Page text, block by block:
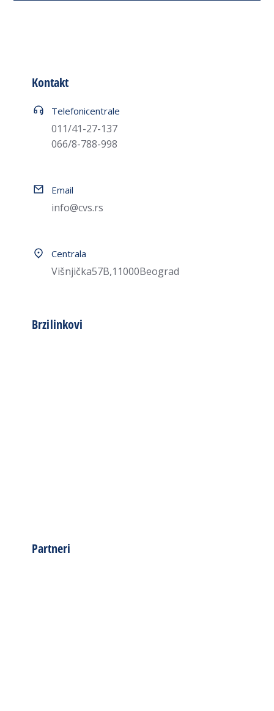
Kontakt
Telefoni centrale
011/41-27-137
066/8-788-998
Email
info@cvs.rs
Centrala
Višnjička 57B, 11000 Beograd
Brzi linkovi
Partneri